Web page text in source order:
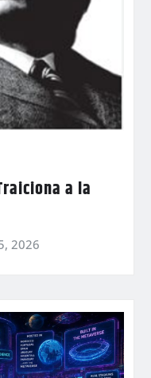
a la
2026